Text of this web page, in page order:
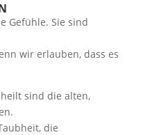
Gefühle. Sie sind
wir erlauben, dass es
sind die alten,
die